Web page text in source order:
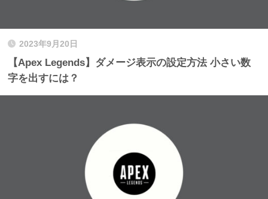
2023年9月20日
【Apex Legends】ダメージ表示の設定方法 小さい数
字を出すには？